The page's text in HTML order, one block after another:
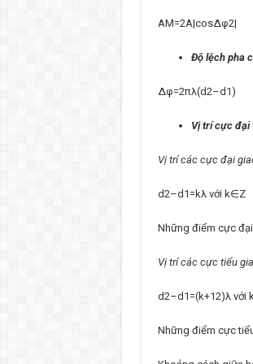
AM=2A|cos∆φ2|
Độ lệch pha
∆φ=2πλ(d2–d1)
Vị trí cực đại
Vị trí các cực đại
d2–d1=kλ với k∈Z
Những điểm cực
Vị trí các cực tiểu
d2–d1=(k+12)λ với
Những điểm cực